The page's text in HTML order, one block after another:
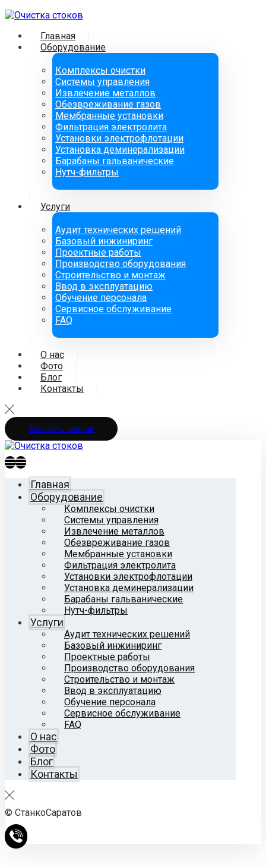
Главная
Оборудование
Комплексы очистки
Системы управления
Извлечение металлов
Обезвреживание газов
Мембранные установки
Фильтрация электролита
Установки электрофлотации
Установка деминерализации
Барабаны гальванические
Нутч-фильтры
Услуги
Аудит технических решений
Базовый инжиниринг
Проектные работы
Производство оборудования
Строительство и монтаж
Ввод в эксплуатацию
Обучение персонала
Сервисное обслуживание
FAQ
О нас
Фото
Блог
Контакты
Заказать звонок
Главная
Оборудование
Комплексы очистки
Системы управления
Извлечение металлов
Обезвреживание газов
Мембранные установки
Фильтрация электролита
Установки электрофлотации
Установка деминерализации
Барабаны гальванические
Нутч-фильтры
Услуги
Аудит технических решений
Базовый инжиниринг
Проектные работы
Производство оборудования
Строительство и монтаж
Ввод в эксплуатацию
Обучение персонала
Сервисное обслуживание
FAQ
О нас
Фото
Блог
Контакты
© СтанкоСаратов